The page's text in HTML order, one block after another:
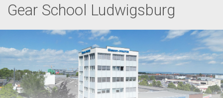
Gear School Ludwigsburg